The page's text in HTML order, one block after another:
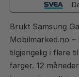
Brukt Samsung
Mobilmarked.no
tilgjengelig i flere
farger. 12